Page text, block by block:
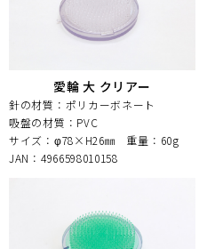
愛輪 大 クリアー
針の材質：ポリカーボネート
吸盤の材質：PVC
サイズ：φ78×H26㎜
重量：60g
JAN：4966598010158